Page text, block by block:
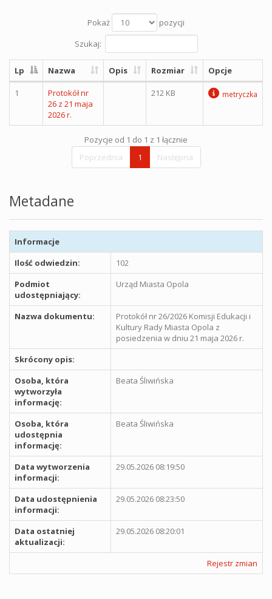
Pokaż
pozycji
Szukaj:
Lp Nazwa Opis Rozmiar Opcje
1
Protokół nr
26 z 21 maja
2026 r.
212 KB metryczka
Pozycje od 1 do 1 z 1 łącznie
Poprzednia
1 Następna
Metadane
Informacje
Ilość odwiedzin:
102
Podmiot
udostępniający:
Urząd Miasta Opola
Nazwa dokumentu:
Protokół nr 26/2026 Komisji Edukacji i
Kultury Rady Miasta Opola z
posiedzenia w dniu 21 maja 2026 r.
Skrócony opis:
Osoba, która
wytworzyła
informację:
Beata Śliwińska
Osoba, która
udostępnia
informację:
Beata Śliwińska
Data wytworzenia
informacji:
29.05.2026 08:19:50
Data udostępnienia
informacji:
29.05.2026 08:23:50
Data ostatniej
aktualizacji:
29.05.2026 08:20:01
Rejestr zmian